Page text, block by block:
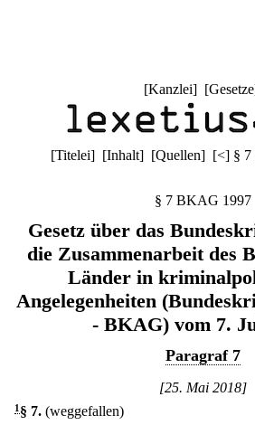
[Kanzlei] [Gesetze
[Titelei] [Inhalt] [Quellen] [<] §
§ 7 BKAG 1997
Gesetz über das
die Zusammenarbeit des
Länder in
Angelegenheiten
- BKAG) vom 7.
Paragraf 7
[25. Mai 2018]
1 § 7. (weggefallen)